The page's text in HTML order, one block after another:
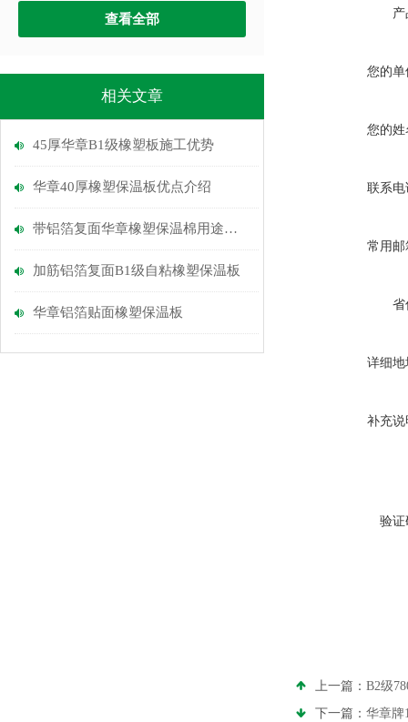
查看全部
相关文章
45厚华章B1级橡塑板施工优势
华章40厚橡塑保温板优点介绍
带铝箔复面华章橡塑保温棉用途介绍
加筋铝箔复面B1级自粘橡塑保温板
华章铝箔贴面橡塑保温板
您的单
您的姓
联系电
常用邮
省
详细地
补充说
验证
上一篇： B2级
下一篇： 华章牌